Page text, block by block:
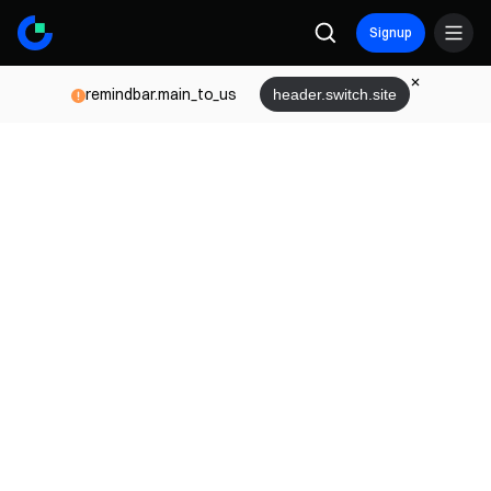
Signup
remindbar.main_to_us header.switch.site